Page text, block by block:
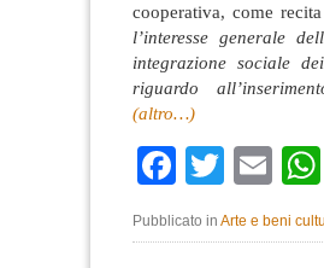
cooperativa, come
l’interesse generale
integrazione sociale
riguardo
(altro…)
Facebook
Twitter
Pubblicato in Arte e beni